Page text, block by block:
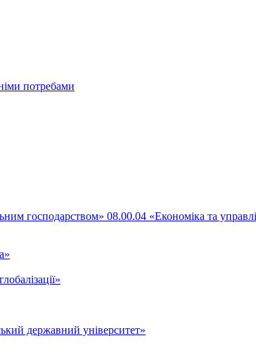
потребами
господарством» 08.00.04 «Економіка та
державний університет»